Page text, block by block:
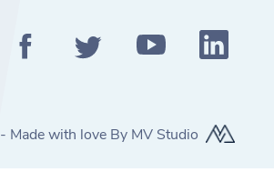
- Made with love By MV Studio